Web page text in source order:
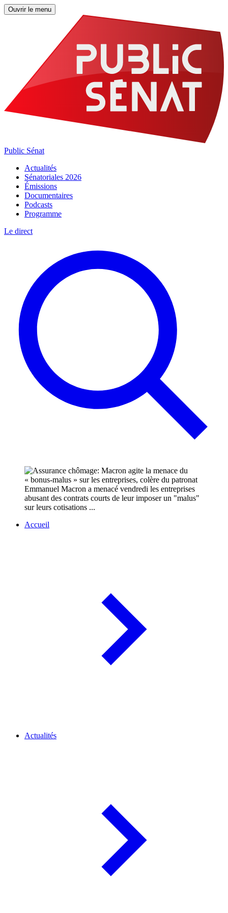
Ouvrir le menu
Public Sénat
Actualités
Sénatoriales 2026
Émissions
Documentaires
Podcasts
Programme
Le direct
Emmanuel Macron a menacé vendredi les entreprises
abusant des contrats courts de leur imposer un "malus"
sur leurs cotisations ...
Accueil
Actualités